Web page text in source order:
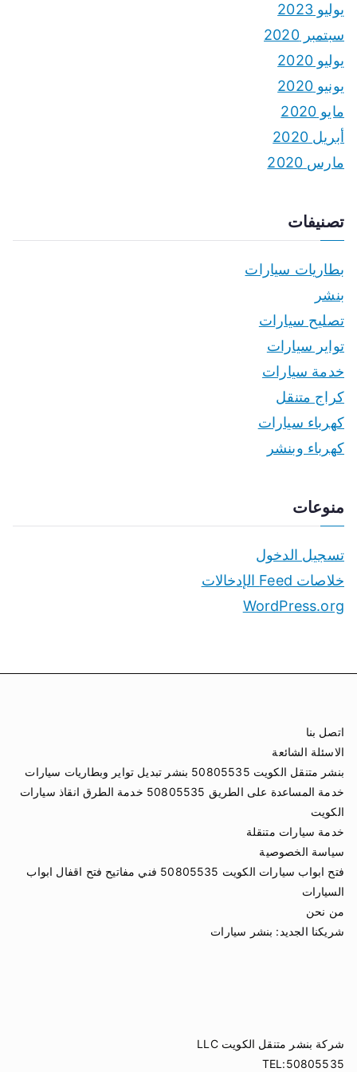
يوليو 2023
سبتمبر 2020
يوليو 2020
يونيو 2020
مايو 2020
أبريل 2020
مارس 2020
تصنيفات
بطاريات سيارات
بنشر
تصليح سيارات
تواير سيارات
خدمة سيارات
كراج متنقل
كهرباء سيارات
كهرباء وبنشر
منوعات
تسجيل الدخول
خلاصات Feed الإدخالات
WordPress.org
اتصل بنا
الاسئلة الشائعة
بنشر متنقل الكويت 50805535 بنشر تبديل تواير وبطاريات سيارات
خدمة المساعدة على الطريق 50805535 خدمة الطرق انقاذ سيارات
الكويت
خدمة سيارات متنقلة
سياسة الخصوصية
فتح ابواب سيارات الكويت 50805535 فني مفاتيح فتح اقفال ابواب
السيارات
من نحن
شريكنا الجديد: بنشر سيارات
شركة بنشر متنقل الكويت LLC
TEL:50805535